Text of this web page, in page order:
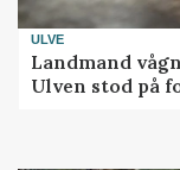
ULVE
Landmand
Ulven stod på